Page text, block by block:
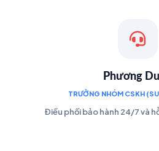
Phương
TRƯỞNG NHÓM CSKH
Điều phối bảo hành 24/7 và